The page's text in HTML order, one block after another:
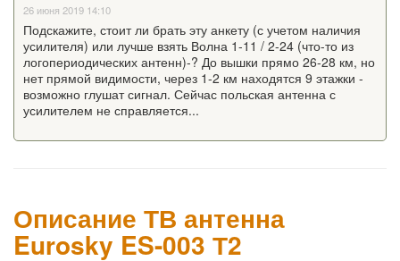
26 июня 2019 14:10
Подскажите, стоит ли брать эту анкету (с учетом наличия
усилителя) или лучше взять Волна 1-11 / 2-24 (что-то из
логопериодических антенн)-? До вышки прямо 26-28 км, но
нет прямой видимости, через 1-2 км находятся 9 этажки -
возможно глушат сигнал. Сейчас польская антенна с
усилителем не справляется...
Описание ТВ антенна
Eurosky ES-003 Т2